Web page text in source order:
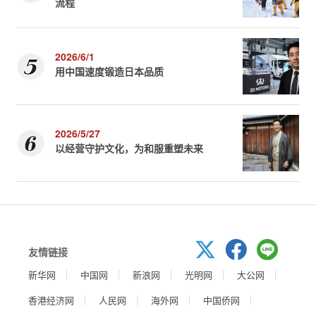
2026/6/1
用中国速度锻造日本品质
2026/5/27
以经营守护文化，为和服重塑未来
友情链接
新华网 中国网 新浪网 光明网
大公网
香港经济网
人民网 海外网
中国侨网